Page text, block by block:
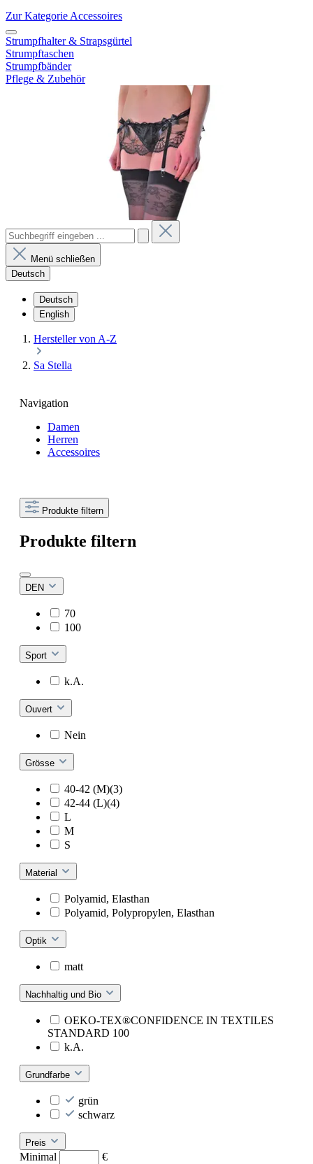
Zur Kategorie Accessoires
Strumpfhalter & Strapsgürtel
Strumpftaschen
Strumpfbänder
Pflege & Zubehör
Menü schließen
Deutsch
Deutsch
English
Hersteller von A-Z
Sa Stella
Navigation
Damen
Herren
Accessoires
Produkte filtern
Produkte filtern
DEN
70
100
Sport
k.A.
Ouvert
Nein
Grösse
40-42 (M)(3)
42-44 (L)(4)
L
M
S
Material
Polyamid, Elasthan
Polyamid, Polypropylen, Elasthan
Optik
matt
Nachhaltig und Bio
OEKO-TEX®CONFIDENCE IN TEXTILES
STANDARD 100
k.A.
Grundfarbe
grün
schwarz
Preis
Minimal
€